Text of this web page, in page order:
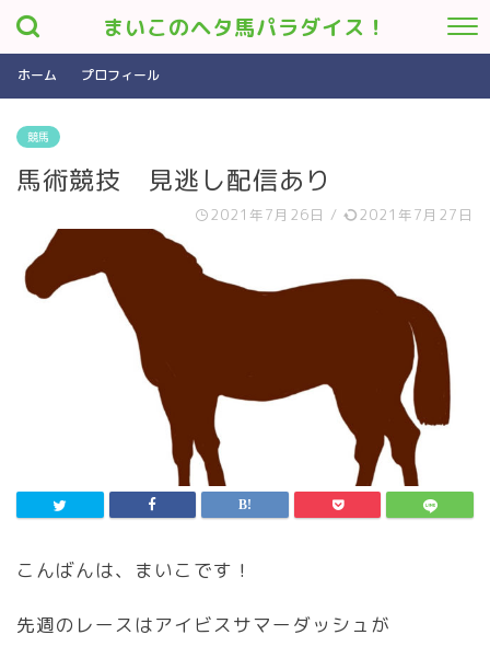
まいこのヘタ馬パラダイス！
ホーム プロフィール
競馬
馬術競技 見逃し配信あり
2021年7月26日 / 2021年7月27日
こんばんは、まいこです！
先週のレースはアイビスサマーダッシュが